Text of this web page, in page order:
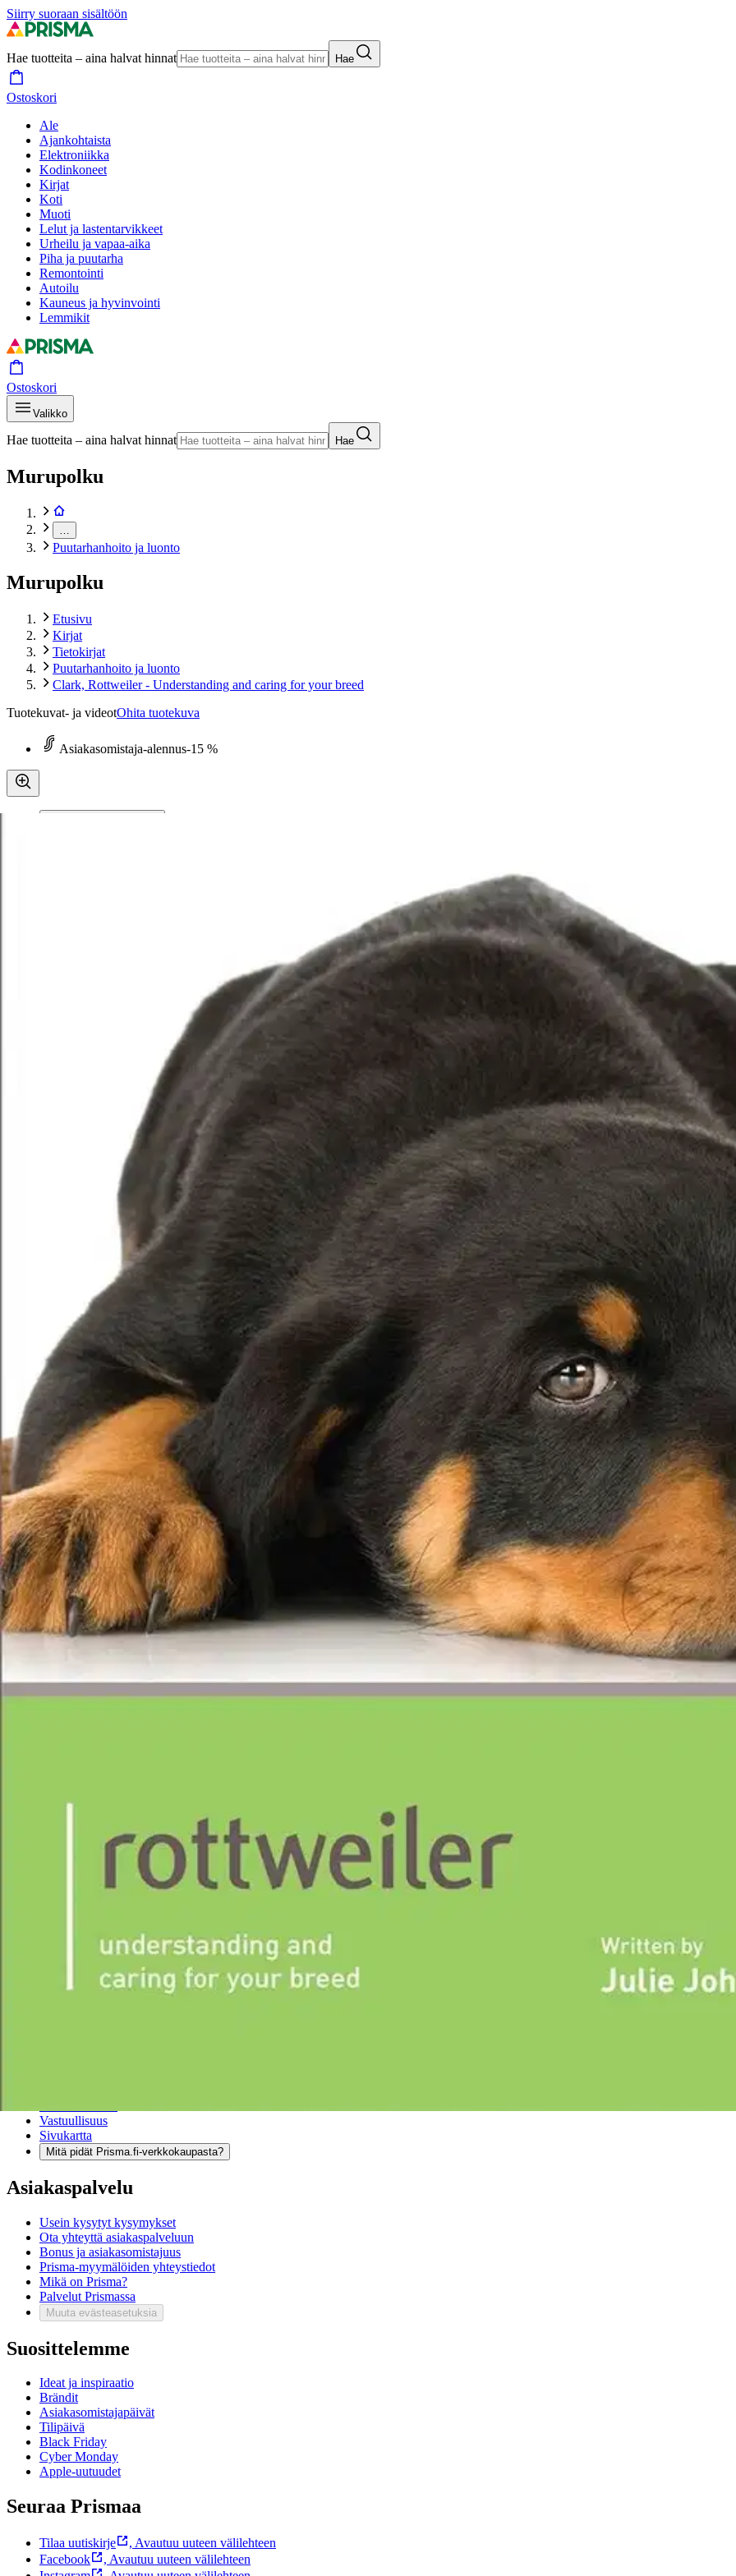
Siirry suoraan sisältöön
Hae tuotteita – aina halvat hinnat Hae
Ostoskori
Ale
Ajankohtaista
Elektroniikka
Kodinkoneet
Kirjat
Koti
Muoti
Lelut ja lastentarvikkeet
Urheilu ja vapaa-aika
Piha ja puutarha
Remontointi
Autoilu
Kauneus ja hyvinvointi
Lemmikit
Ostoskori
Valikko
Hae tuotteita – aina halvat hinnat Hae
Murupolku
Puutarhanhoito ja luonto
Murupolku
Etusivu
Kirjat
Tietokirjat
Puutarhanhoito ja luonto
Clark, Rottweiler - Understanding and caring for your breed
Tuotekuvat- ja videotOhita tuotekuva
Asiakasomistaja-alennus-15 %
Clark, Rottweiler - Understanding and caring for your breed
Ei saatavilla
Huomaa pidempi toimitusaika
Ilmainen toimitus yli 100 €:n tilauksille Postin pakettiautomaattiin tai
Etu ei koske Suuri‑lisäpalvelulla toimitettavia tuotteita.
Tarkista myymäläsaatavuus
Ei saatavilla
Tuotekuvaus
Dog Expert on englanninkielinen, helppolukuinen, 24-osainen tietokirjasarja, joka tarjoaa tiivistetysti ja selkeästi tietoa eri koiraroduista.
Tämä teos kertoo rottweilerista ja auttaa lukijaa ymmärtämään paremmin omaa lemmikkiä ja koirarotua. Oikeanlainen hoito ja huolenpito
monipuolista tietoa muun muassa rodun kehityshistoriasta, rodun käyttäytymisestä, koiran peruskoulutuksesta ja sosiaalistamisesta,
Ominaisuudet
Ovatko tuotetiedot riittävät? Jos tuotetiedoissa on puutteita tai niitä voisi muuten parantaa, anna palautetta.
Avautuu uuteen välilehteen
Verkkokauppa
Ensitilaajan pikaopas
Myymälänouto
Reklamaatio
Vastuullisuus
Sivukartta
Mitä pidät Prisma.fi-verkkokaupasta?
Asiakaspalvelu
Usein kysytyt kysymykset
Ota yhteyttä asiakaspalveluun
Bonus ja asiakasomistajuus
Prisma-myymälöiden yhteystiedot
Mikä on Prisma?
Palvelut Prismassa
Muuta evästeasetuksia
Suosittelemme
Ideat ja inspiraatio
Brändit
Asiakasomistajapäivät
Tilipäivä
Black Friday
Cyber Monday
Apple-uutuudet
Seuraa Prismaa
Tilaa uutiskirje , Avautuu uuteen välilehteen
Facebook
, Avautuu uuteen välilehteen